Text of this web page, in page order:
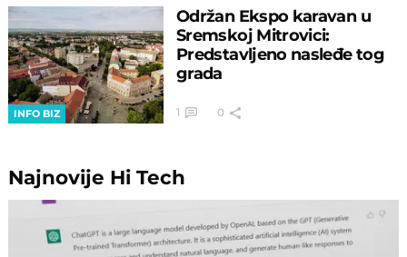
INFO BIZ
Održan Ekspo karavan u
Sremskoj Mitrovici:
Predstavljeno nasleđe tog
grada
1 0
Najnovije Hi Tech